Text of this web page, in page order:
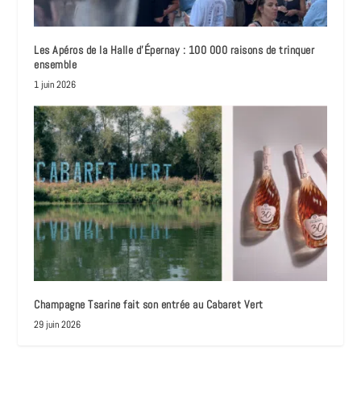
Les Apéros de la Halle d’Épernay : 100 000 raisons de trinquer
ensemble
1 juin 2026
Champagne Tsarine fait son entrée au Cabaret Vert
29 juin 2026